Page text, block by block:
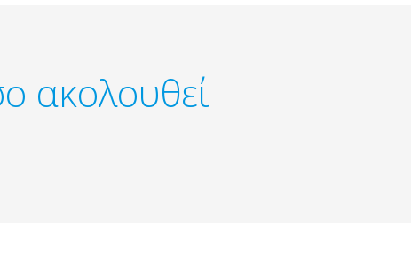
ακολουθεί